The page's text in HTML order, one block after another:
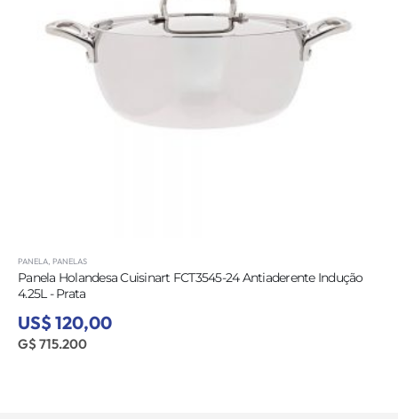
PANELA PANELAS
Panela Holandesa Cuisinart FCT3545-24 Antiaderente Indução
4.25L - Prata
US$ 120,00
G$ 715.200